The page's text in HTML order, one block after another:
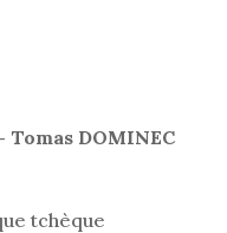
Tomas DOMINEC
tchèque